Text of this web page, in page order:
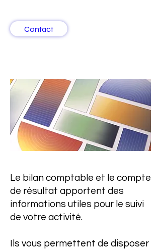
Contact
Le bilan comptable et le compte
de résultat apportent des
informations utiles pour le suivi
de votre activité.
Ils vous permettent de disposer